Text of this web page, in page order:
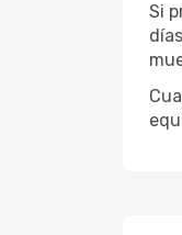
Si